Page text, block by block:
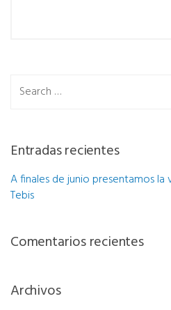
Search for:
Entradas recientes
A finales de junio presentamos
Tebis
Comentarios recientes
Archivos